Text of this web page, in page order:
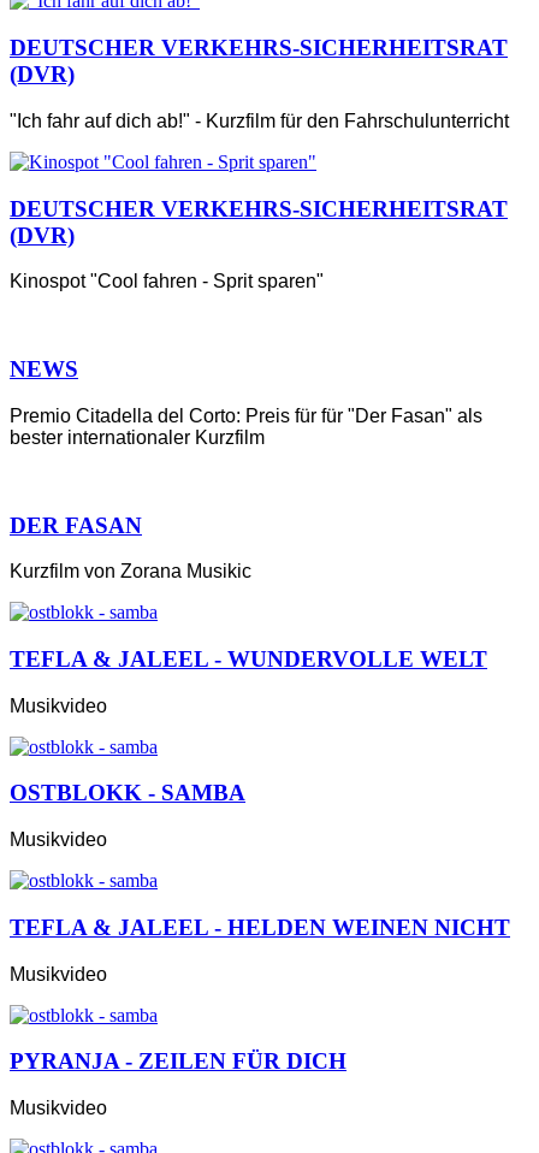
DEUTSCHER VERKEHRS-SICHERHEITSRAT
(DVR)
"Ich fahr auf dich ab!" - Kurzfilm für den Fahrschulunterricht
DEUTSCHER VERKEHRS-SICHERHEITSRAT
(DVR)
Kinospot "Cool fahren - Sprit sparen"
NEWS
Premio Citadella del Corto: Preis für für "Der Fasan" als
bester internationaler Kurzfilm
DER FASAN
Kurzfilm von Zorana Musikic
TEFLA & JALEEL - WUNDERVOLLE WELT
Musikvideo
OSTBLOKK - SAMBA
Musikvideo
TEFLA & JALEEL - HELDEN WEINEN NICHT
Musikvideo
PYRANJA - ZEILEN FÜR DICH
Musikvideo